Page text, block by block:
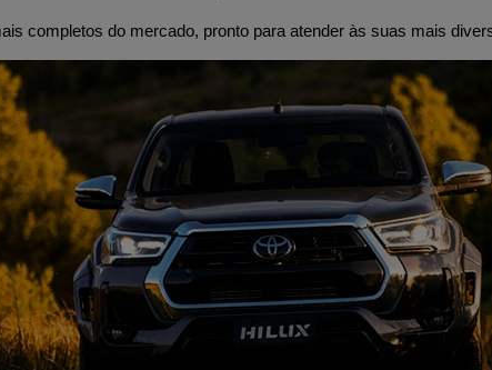
completos do mercado, pronto para atender às suas mais